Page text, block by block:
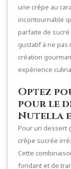
une crêpe au
incontournable
parfaite de
gustatif à ne pas
création
expérience
Optez
pour le
Nutella
Pour un dessert
crêpe sucrée
Cette
fondant et de